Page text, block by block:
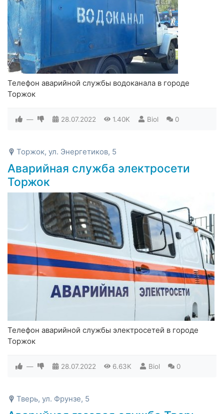
Телефон аварийной службы водоканала в городе
Торжок
— 28.07.2022 1.40K Biol 0
Торжок, ул. Энергетиков, 5
Аварийная служба электросети
Торжок
Телефон аварийной службы электросетей в городе
Торжок
— 28.07.2022 6.63K Biol 0
Тверь, ул. Фрунзе, 5